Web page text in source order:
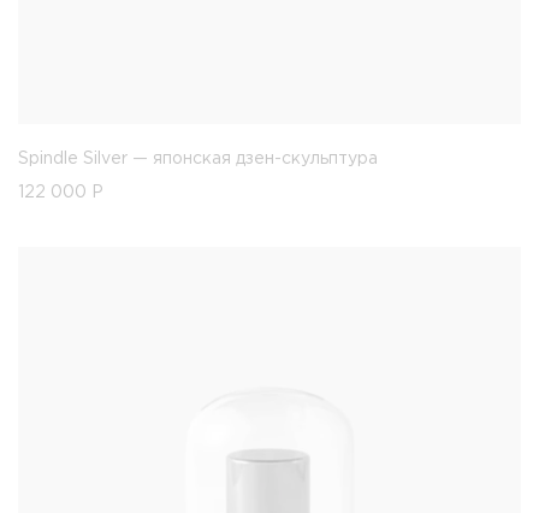
Spindle Silver — японская дзен-скульптура
122 000 Р